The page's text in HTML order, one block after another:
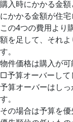
購入時にかかる金
にかかる金額が住宅
この4つの費用より
額を足して、それ
す。
物件価格は購入が可
□予算オーバーして
予算オーバーはし
す。
その場合は予算を優